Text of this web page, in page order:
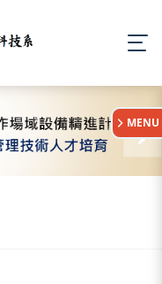
MENU